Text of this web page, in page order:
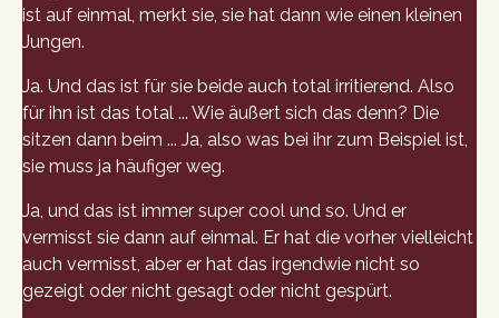
ist auf einmal, merkt sie, sie hat dann wie einen kleinen
Jungen.
Ja. Und das ist für sie beide auch total irritierend. Also
für ihn ist das total ... Wie äußert sich das denn? Die
sitzen dann beim ... Ja, also was bei ihr zum Beispiel ist,
sie muss ja häufiger weg.
Ja, und das ist immer super cool und so. Und er
vermisst sie dann auf einmal. Er hat die vorher vielleicht
auch vermisst, aber er hat das irgendwie nicht so
gezeigt oder nicht gesagt oder nicht gespürt.